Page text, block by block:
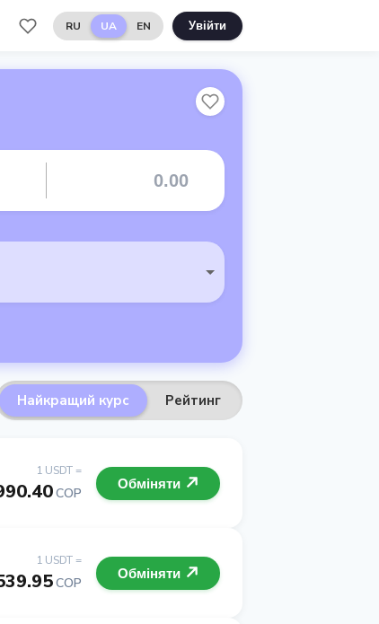
RU UA EN Увійти
Найкращий курс Рейтинг
1 USDT =
COP
Обміняти
1 USDT =
COP
Обміняти